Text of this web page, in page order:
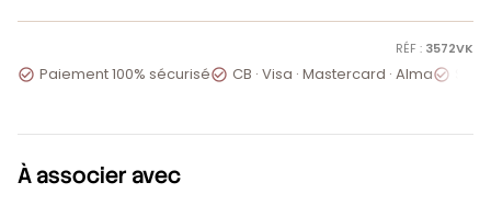
RÉF : 3572VK
 Paiement 100% sécurisé CB · Visa · Mastercard · Alma
À associer avec